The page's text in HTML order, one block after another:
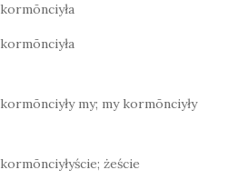
kormōnciyła
kormōnciyła
kormōnciyły my; my kormōnciyły
kormōnciyłyście; żeście